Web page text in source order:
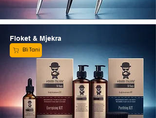
Floket & Mjekra
Bli Tani